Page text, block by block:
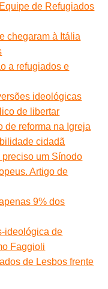
de Refugiados
chegaram à Itália
a refugiados e
ideológicas
de libertar
de reforma na Igreja
cidadã
um Sínodo
Artigo de
9% dos
ideológica de
Faggioli
de Lesbos frente